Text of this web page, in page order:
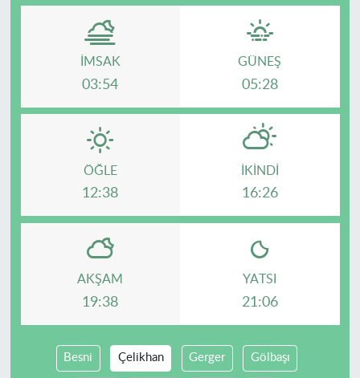
İMSAK
03:54
GÜNEŞ
05:28
ÖĞLE
12:38
İKINDI
16:26
AKŞAM
19:38
YATSI
21:06
Besni Çelikhan Gerger Gölbaşı